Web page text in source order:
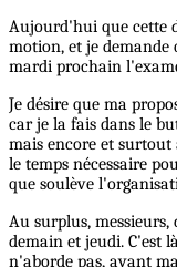
Aujourd'hui que cette
motion, et je
mardi prochain
Je désire que ma
car je la fais dans le
mais encore et surtout
le temps nécessaire
que soulève
Au surplus,
demain et jeudi. C'est
n'aborde pas, avant